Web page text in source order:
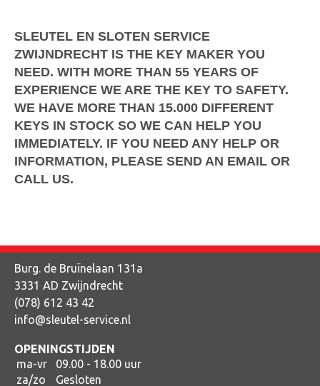
SLEUTEL EN SLOTEN SERVICE
ZWIJNDRECHT IS THE KEY MAKER YOU
NEED. WITH MORE THAN 55 YEARS OF
EXPERIENCE WE ARE THE KEY TO SAFETY.
WE HAVE MORE THAN 15.000 DIFFERENT
KEYS IN STOCK SO WE CAN HELP YOU
IMMEDIATELY. IF YOU NEED ANY HELP OR
INFORMATION, PLEASE SEND AN EMAIL OR
CALL US.
Burg. de Bruïnelaan 131a
3331 AD Zwijndrecht
(078) 612 43 42
info@sleutel-service.nl
OPENINGSTIJDEN
ma-vr
09.00 - 18.00 uur
za/zo
Gesloten